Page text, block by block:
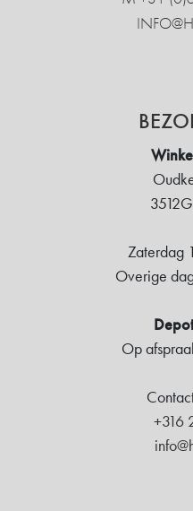
Zaterdag
Overige
Op
+316